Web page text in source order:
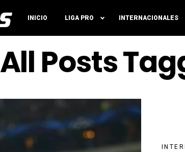
INICIO LIGA PRO INTERNACIONALES
All Posts